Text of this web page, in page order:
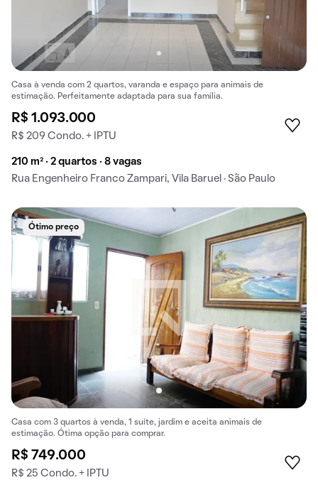
Casa à venda com 2 quartos, varanda e espaço para animais de
estimação. Perfeitamente adaptada para sua família.
R$ 1.093.000
R$ 209 Condo. + IPTU
210 m² · 2 quartos · 8 vagas
Rua Engenheiro Franco Zampari, Vila Baruel · São Paulo
Ótimo preço
Casa com 3 quartos à venda, 1 suíte, jardim e aceita animais de
estimação. Ótima opção para comprar.
R$ 749.000
R$ 25 Condo. + IPTU